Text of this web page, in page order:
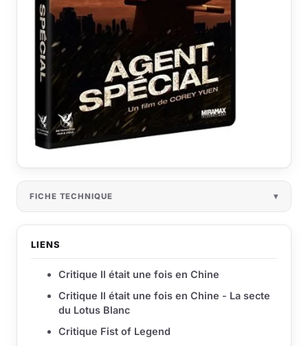
FICHE TECHNIQUE
LIENS
Critique Il était une fois en Chine
Critique Il était une fois en Chine - La secte
du Lotus Blanc
Critique Fist of Legend